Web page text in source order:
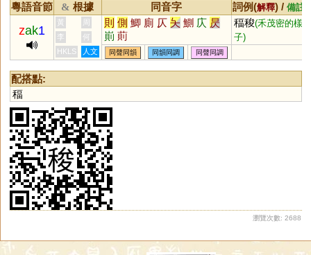
粵語音節 & 根據 同音字 詞例(解釋) / 備註
zak1
黃 周 則 側 鯽 廁 仄 夨 鰂 庂 昃
崱 萴
稫稄(禾茂密的樣
子)
李
何
HKLS
人文 同聲同韻 同韻同調 同聲同調
配搭點:
稫
瀏覽次數: 2688